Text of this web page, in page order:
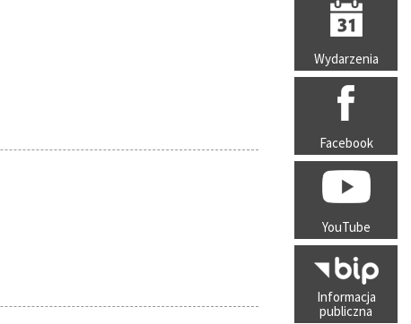
Wydarzenia
Facebook
YouTube
Informacja
publiczna